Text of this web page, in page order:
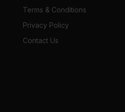
Terms & Conditions
Privacy Policy
Contact Us